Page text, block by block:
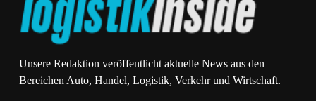
Unsere Redaktion veröffentlicht aktuelle News aus den
Bereichen Auto, Handel, Logistik, Verkehr und Wirtschaft.